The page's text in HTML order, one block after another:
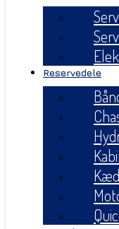
Reservedele